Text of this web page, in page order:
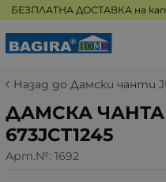
БЕЗПЛАТНА ДОСТАВКА на
Назад до Дамски чанти
ДАМСКА ЧАНТА
673JCT1245
Арт.№: 1692